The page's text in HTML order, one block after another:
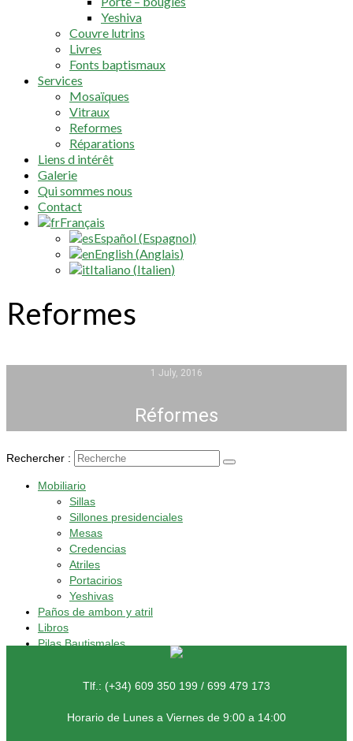
Yeshiva
Couvre lutrins
Livres
Fonts baptismaux
Services
Mosaïques
Vitraux
Reformes
Réparations
Liens d intérêt
Galerie
Qui sommes nous
Contact
Français
Español(Espagnol)
English(Anglais)
Italiano (Italien)
Reformes
1 July, 2016
Réformes
Rechercher :
Mobiliario
Sillas
Sillones presidenciales
Mesas
Credencias
Atriles
Portacirios
Yeshivas
Paños de ambon y atril
Libros
Pilas Bautismales
Tlf.: (+34) 609 350 199 / 699 479 173
Horario de Lunes a Viernes de 9:00 a 14:00